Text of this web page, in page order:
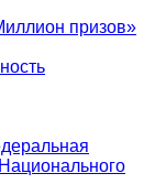
призов»